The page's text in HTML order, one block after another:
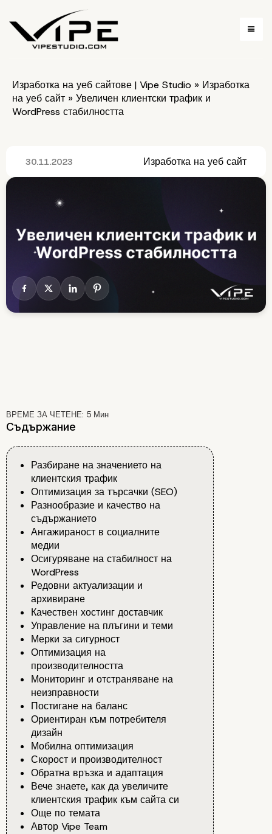
Изработка на уеб сайтове | Vipe Studio » Изработка
на уеб сайт » Увеличен клиентски трафик и
WordPress стабилността
30.11.2023 Изработка на уеб сайт
ВРЕМЕ ЗА ЧЕТЕНЕ: 5 Мин
Съдържание
Разбиране на значението на
клиентския трафик
Оптимизация за търсачки (SEO)
Разнообразие и качество на
съдържанието
Ангажираност в социалните
медии
Осигуряване на стабилност на
WordPress
Редовни актуализации и
архивиране
Качествен хостинг доставчик
Управление на плъгини и теми
Мерки за сигурност
Оптимизация на
производителността
Мониторинг и отстраняване на
неизправности
Постигане на баланс
Ориентиран към потребителя
дизайн
Мобилна оптимизация
Скорост и производителност
Обратна връзка и адаптация
Вече знаете, как да увеличите
клиентския трафик към сайта си
Още по темата
Автор Vipe Team